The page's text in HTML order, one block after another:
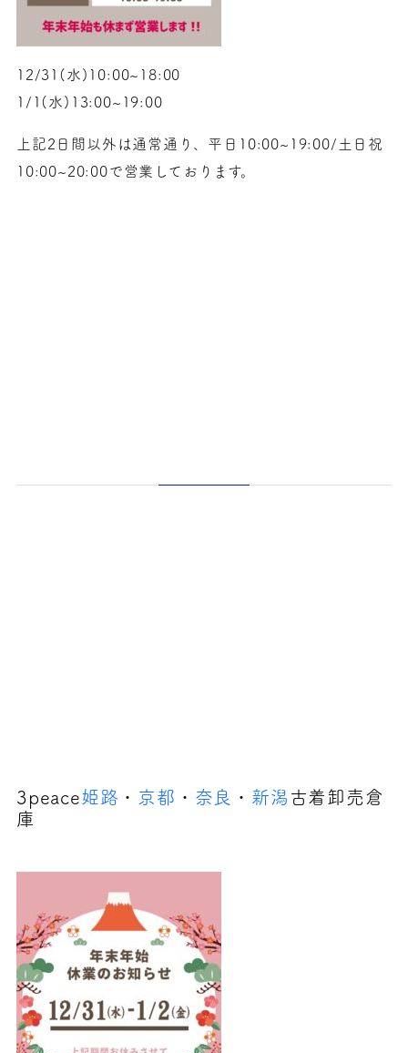
12/31(水)10:00~18:00
1/1(水)13:00~19:00
上記2日間以外は通常通り、平日10:00~19:00/土日祝
10:00~20:00で営業しております。
3peace姫路 ・ 京都 ・ 奈良 ・ 新潟 古着卸売倉
庫